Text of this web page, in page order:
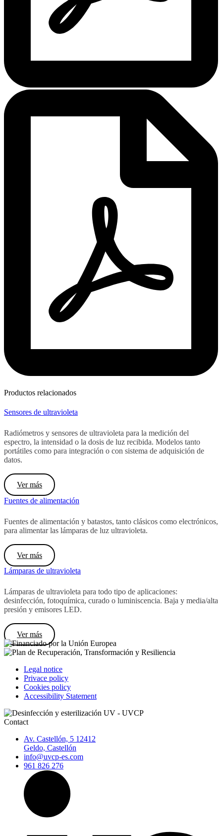
Productos relacionados
Sensores de ultravioleta
Radiómetros y sensores de ultravioleta para la medición del
espectro, la intensidad o la dosis de luz recibida. Modelos tanto
portátiles como para integración o con sistema de adquisición de
datos.
Ver más
Fuentes de alimentación
Fuentes de alimentación y batastos, tanto clásicos como electrónicos,
para alimentar las lámparas de luz ultravioleta.
Ver más
Lámparas de ultravioleta
Lámparas de ultravioleta para todo tipo de aplicaciones:
desinfección, fotoquímica, curado o luminiscencia. Baja y media/alta
presión y emisores LED.
Ver más
Legal notice
Privace policy
Cookies policy
Accessibility Statement
Contact
Av. Castellón, 5 12412
Geldo, Castellón
info@uvcp-es.com
961 826 276